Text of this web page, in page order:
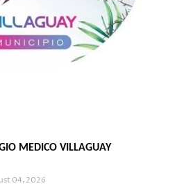
MEDICO VILLAGUAY
04, 2026